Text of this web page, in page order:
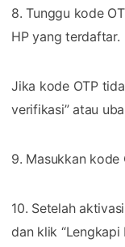
8. Tunggu kode
HP yang terdaftar.
Jika kode OTP
verifikasi” atau
9. Masukkan kode
10. Setelah
dan klik “Lengkapi